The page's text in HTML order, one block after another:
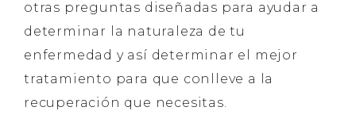
otras preguntas diseñadas para ayudar a
determinar la naturaleza de tu
enfermedad y así determinar el mejor
tratamiento para que conlleve a la
recuperación que necesitas.